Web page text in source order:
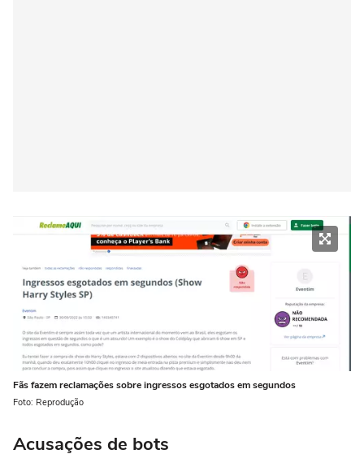
Fãs fazem reclamações sobre ingressos esgotados em segundos
Foto: Reprodução
Acusações de bots